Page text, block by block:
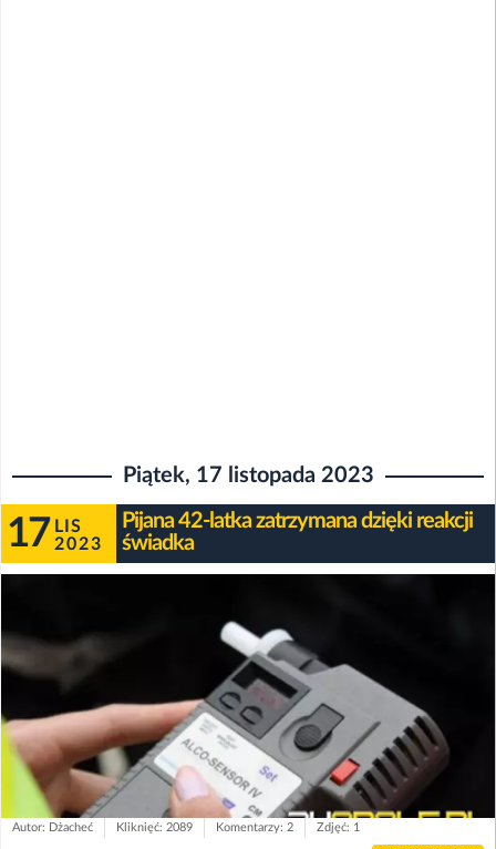
Piątek, 17 listopada 2023
17 LIS
2023
Pijana 42-latka zatrzymana dzięki reakcji
świadka
Autor: Dżacheć Kliknięć: 2089 Komentarzy: 2 Zdjęć: 1